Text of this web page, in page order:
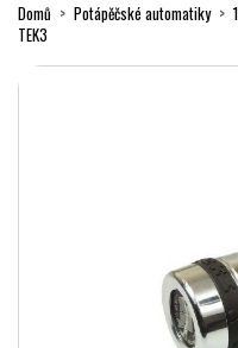
Domů Potápěčské automatiky
TEK3